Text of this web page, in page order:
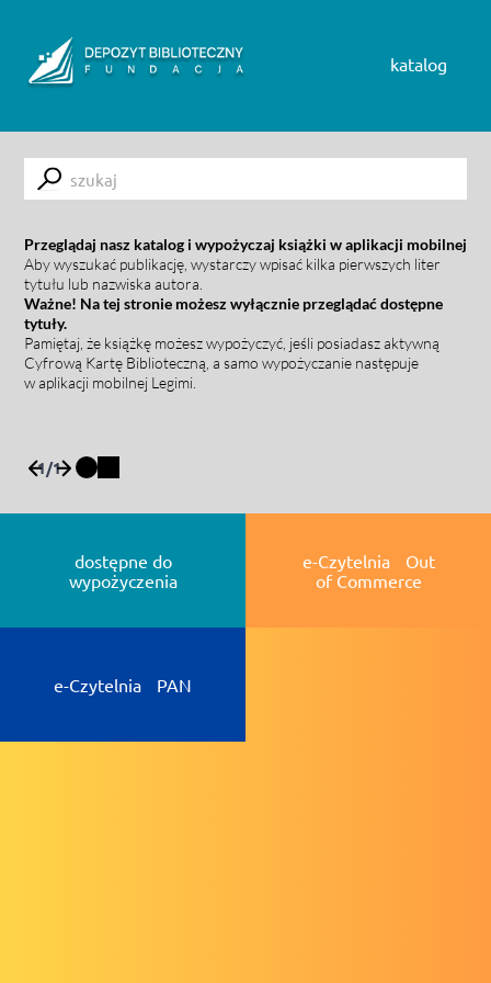
katalog
Submit
Przeglądaj nasz katalog i wypożyczaj książki w aplikacji mobilnej
Aby wyszukać publikację, wystarczy wpisać kilka pierwszych liter
tytułu lub nazwiska autora.
Ważne! Na tej stronie możesz wyłącznie przeglądać dostępne
tytuły.
Pamiętaj, że książkę możesz wypożyczyć, jeśli posiadasz aktywną
Cyfrową Kartę Biblioteczną, a samo wypożyczanie następuje
w aplikacji mobilnej Legimi.
1/1
dostępne do
wypożyczenia
e-Czytelnia Out
of Commerce
e-Czytelnia PAN